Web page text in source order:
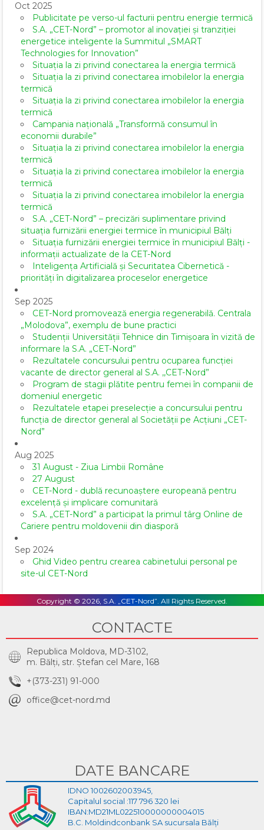
Oct 2025
Publicitate pe verso-ul facturii pentru energie termică
S.A. „CET-Nord” – promotor al inovației și tranziției
energetice inteligente la Summitul „SMART
Technologies for Innovation”
Situația la zi privind conectarea la energia termică
Situația la zi privind conectarea imobilelor la energia
termică
Situația la zi privind conectarea imobilelor la energia
termică
Campania națională „Transformă consumul în
economii durabile”
Situația la zi privind conectarea imobilelor la energia
termică
Situația la zi privind conectarea imobilelor la energia
termică
Situația la zi privind conectarea imobilelor la energia
termică
S.A. „CET-Nord” – precizări suplimentare privind
situația furnizării energiei termice în municipiul Bălți
Situația furnizării energiei termice în municipiul Bălți -
informații actualizate de la CET-Nord
Inteligența Artificială și Securitatea Cibernetică -
priorități în digitalizarea proceselor energetice
Sep 2025
CET-Nord promovează energia regenerabilă. Centrala
„Molodova”, exemplu de bune practici
Studenții Universității Tehnice din Timișoara în vizită de
informare la S.A. „CET-Nord”
Rezultatele concursului pentru ocuparea funcției
vacante de director general al S.A. ,,CET-Nord”
Program de stagii plătite pentru femei în companii de
domeniul energetic
Rezultatele etapei preselecție a concursului pentru
funcția de director general al Societăţii pe Acţiuni „CET-
Nord”
Aug 2025
31 August - Ziua Limbii Române
27 August
CET-Nord - dublă recunoaștere europeană pentru
excelență și implicare comunitară
S.A. „CET-Nord” a participat la primul târg Online de
Cariere pentru moldovenii din diasporă
Sep 2024
Ghid Video pentru crearea cabinetului personal pe
site-ul CET-Nord
Copyright © 2026, S.A. „CET-Nord”. All Rights Reserved.
CONTACTE
Republica Moldova, MD-3102,
m. Bălţi, str. Ştefan cel Mare, 168
+(373-231) 91-000
office@cet-nord.md
DATE BANCARE
IDNO 1002602003945,
Capitalul social :117 796 320 lei
IBAN:MD21ML022510000000004015
B.C. Moldindconbank SA sucursala Bălți